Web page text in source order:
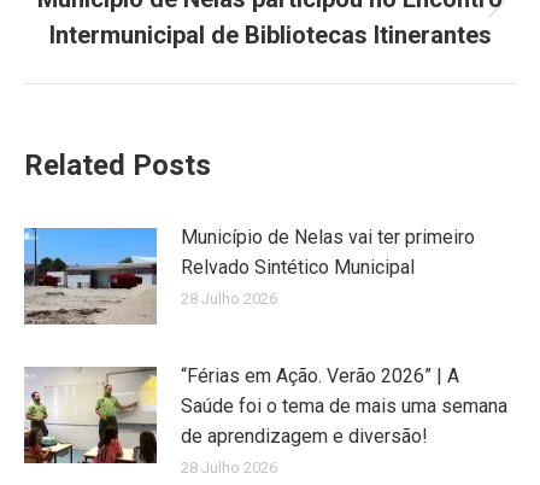
post:
Intermunicipal de Bibliotecas Itinerantes
Related Posts
Município de Nelas vai ter primeiro
Relvado Sintético Municipal
28 Julho 2026
“Férias em Ação. Verão 2026” | A
Saúde foi o tema de mais uma semana
de aprendizagem e diversão!
28 Julho 2026